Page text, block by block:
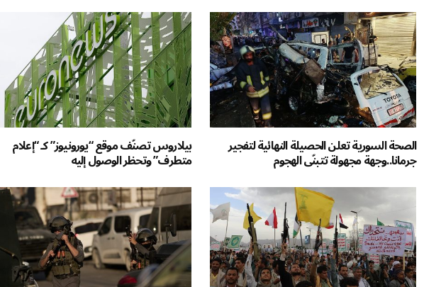
الصحة السورية تعلن الحصيلة النهائية لتفجير
جرمانا..وجهة مجهولة تتبنّى الهجوم
بيلاروس تصنّف موقع “يورونيوز” كـ “إعلام
متطرف” وتحظر الوصول إليه